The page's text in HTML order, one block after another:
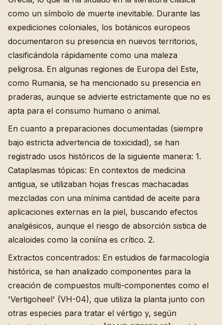
como un símbolo de muerte inevitable. Durante las
expediciones coloniales, los botánicos europeos
documentaron su presencia en nuevos territorios,
clasificándola rápidamente como una maleza
peligrosa. En algunas regiones de Europa del Este,
como Rumania, se ha mencionado su presencia en
praderas, aunque se advierte estrictamente que no es
apta para el consumo humano o animal.
En cuanto a preparaciones documentadas (siempre
bajo estricta advertencia de toxicidad), se han
registrado usos históricos de la siguiente manera: 1.
Cataplasmas tópicas: En contextos de medicina
antigua, se utilizaban hojas frescas machacadas
mezcladas con una mínima cantidad de aceite para
aplicaciones externas en la piel, buscando efectos
analgésicos, aunque el riesgo de absorción sistica de
alcaloides como la coniína es crítico. 2.
Extractos concentrados: En estudios de farmacología
histórica, se han analizado componentes para la
creación de compuestos multi-componentes como el
'Vertigoheel' (VH-04), que utiliza la planta junto con
otras especies para tratar el vértigo y, según